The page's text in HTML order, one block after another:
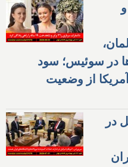
و
در سوئیس؛ سود
از وضعیت
در